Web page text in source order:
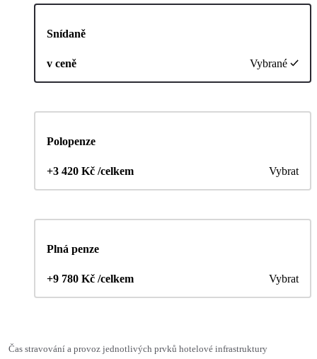
Snídaně
v ceně Vybrané
Polopenze
+3 420 Kč /celkem Vybrat
Plná penze
+9 780 Kč /celkem Vybrat
Čas stravování a provoz jednotlivých prvků hotelové infrastruktury